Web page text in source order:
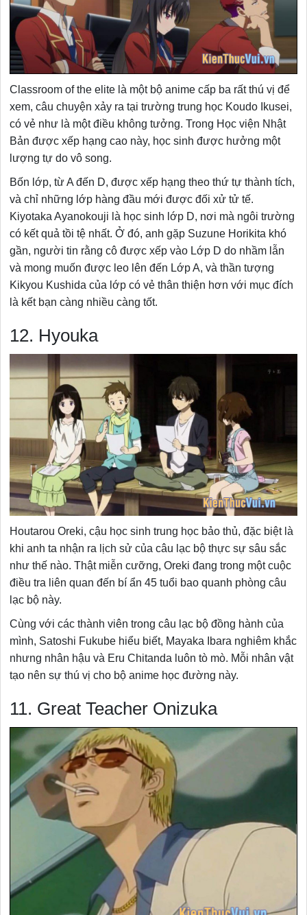
Classroom of the elite là một bộ anime cấp ba rất thú vị để
xem, câu chuyện xảy ra tại trường trung học Koudo Ikusei,
có vẻ như là một điều không tưởng. Trong Học viện Nhật
Bản được xếp hạng cao này, học sinh được hưởng một
lượng tự do vô song.
Bốn lớp, từ A đến D, được xếp hạng theo thứ tự thành tích,
và chỉ những lớp hàng đầu mới được đối xử tử tế.
Kiyotaka Ayanokouji là học sinh lớp D, nơi mà ngôi trường
có kết quả tồi tệ nhất. Ở đó, anh gặp Suzune Horikita khó
gần, người tin rằng cô được xếp vào Lớp D do nhầm lẫn
và mong muốn được leo lên đến Lớp A, và thần tượng
Kikyou Kushida của lớp có vẻ thân thiện hơn với mục đích
là kết bạn càng nhiều càng tốt.
12. Hyouka
Houtarou Oreki, cậu học sinh trung học bảo thủ, đặc biệt là
khi anh ta nhận ra lịch sử của câu lạc bộ thực sự sâu sắc
như thế nào. Thật miễn cưỡng, Oreki đang trong một cuộc
điều tra liên quan đến bí ẩn 45 tuổi bao quanh phòng câu
lạc bộ này.
Cùng với các thành viên trong câu lạc bộ đồng hành của
mình, Satoshi Fukube hiểu biết, Mayaka Ibara nghiêm khắc
nhưng nhân hậu và Eru Chitanda luôn tò mò. Mỗi nhân vật
tạo nên sự thú vị cho bộ anime học đường này.
11. Great Teacher Onizuka